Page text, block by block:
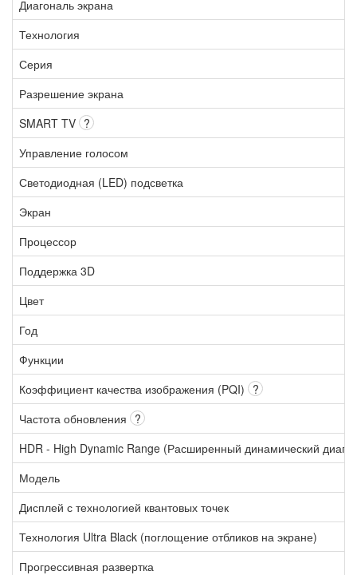
Диагональ экрана
Технология
Серия
Разрешение экрана
SMART TV ?
Управление голосом
Светодиодная (LED) подсветка
Экран
Процессор
Поддержка 3D
Цвет
Год
Функции
Коэффициент качества изображения (PQI) ?
Частота обновления ?
HDR - High Dynamic Range (Расширенный динамический
Модель
Дисплей с технологией квантовых точек
Технология Ultra Black (поглощение отбликов на экране)
Прогрессивная развертка